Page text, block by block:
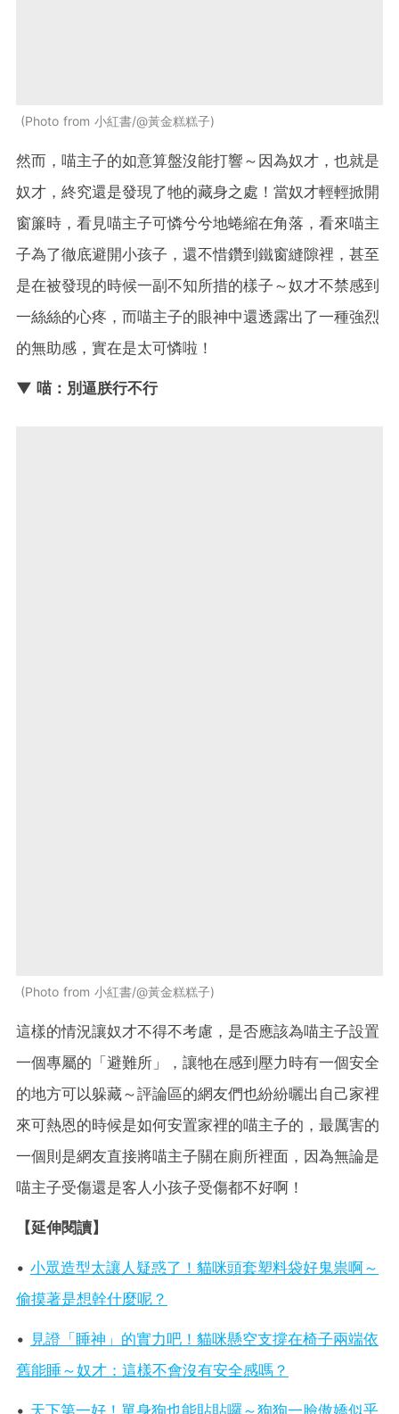
Photo from 小紅書/@黃金糕糕子
然而，喵主子的如意算盤沒能打響～因為奴才，也就是
奴才，終究還是發現了牠的藏身之處！當奴才輕輕掀開
窗簾時，看見喵主子可憐兮兮地蜷縮在角落，看來喵主
子為了徹底避開小孩子，還不惜鑽到鐵窗縫隙裡，甚至
是在被發現的時候一副不知所措的樣子～奴才不禁感到
一絲絲的心疼，而喵主子的眼神中還透露出了一種強烈
的無助感，實在是太可憐啦！
▼ 喵：別逼朕行不行
Photo from 小紅書/@黃金糕糕子
這樣的情況讓奴才不得不考慮，是否應該為喵主子設置
一個專屬的「避難所」，讓牠在感到壓力時有一個安全
的地方可以躲藏～評論區的網友們也紛紛曬出自己家裡
來可熱恩的時候是如何安置家裡的喵主子的，最厲害的
一個則是網友直接將喵主子關在廁所裡面，因為無論是
喵主子受傷還是客人小孩子受傷都不好啊！
【延伸閱讀】
• 小眾造型太讓人疑惑了！貓咪頭套塑料袋好鬼祟啊～
偷摸著是想幹什麼呢？
• 見證「睡神」的實力吧！貓咪懸空支撐在椅子兩端依
舊能睡～奴才：這樣不會沒有安全感嗎？